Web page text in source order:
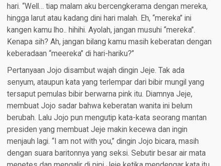
hari. “Well… tiap malam aku bercengkerama dengan mereka,
hingga larut atau kadang dini hari malah. Eh, “mereka” ini
kangen kamu lho.. hihihi. Ayolah, jangan musuhi “mereka”.
Kenapa sih? Ah, jangan bilang kamu masih keberatan dengan
keberadaan “meereka” di hari-hariku?”
Pertanyaan Jojo disambut wajah dingin Jeje. Tak ada
senyum, ataupun kata yang terlempar dari bibir mungil yang
tersaput pemulas bibir berwarna pink itu. Diamnya Jeje,
membuat Jojo sadar bahwa keberatan wanita ini belum
berubah. Lalu Jojo pun mengutip kata-kata seorang mantan
presiden yang membuat Jeje makin kecewa dan ingin
menjauh lagi. “I am not with you,” dingin Jojo bicara, masih
dengan suara baritonnya yang seksi. Sebutir besar air mata